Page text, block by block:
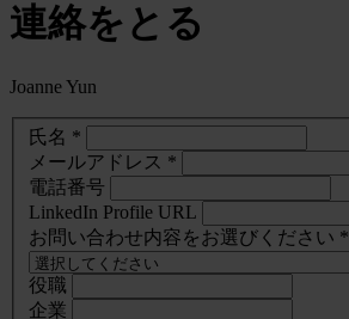
連絡をとる
Joanne Yun
氏名 *
メールアドレス *
電話番号
LinkedIn Profile URL
お問い合わせ内容をお選びください *
役職
企業